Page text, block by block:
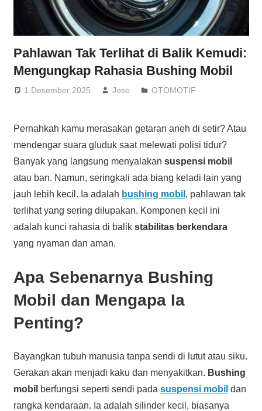
Pahlawan Tak Terlihat di Balik Kemudi:
Mengungkap Rahasia Bushing Mobil
1 Desember 2025 Jose OTOMOTIF
Pernahkah kamu merasakan getaran aneh di setir? Atau
mendengar suara gluduk saat melewati polisi tidur?
Banyak yang langsung menyalakan suspensi mobil
atau ban. Namun, seringkali ada biang keladi lain yang
jauh lebih kecil. Ia adalah bushing mobil , pahlawan tak
terlihat yang sering dilupakan. Komponen kecil ini
adalah kunci rahasia di balik stabilitas berkendara
yang nyaman dan aman.
Apa Sebenarnya Bushing
Mobil dan Mengapa Ia
Penting?
Bayangkan tubuh manusia tanpa sendi di lutut atau siku.
Gerakan akan menjadi kaku dan menyakitkan. Bushing
mobil berfungsi seperti sendi pada suspensi mobil dan
rangka kendaraan. Ia adalah silinder kecil, biasanya